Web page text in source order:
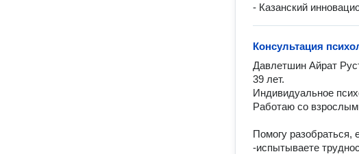
- Казанский
Консультация
Давлетшин Айрат
39 лет.
Индивидуальное
Работаю со
Помогу разобраться,
-испытываете